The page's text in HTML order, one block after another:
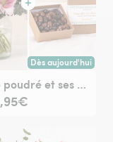
commande passée
Dès aujourd'hui
Livraison dès
Nuage poudré et ses amandes au chocolat